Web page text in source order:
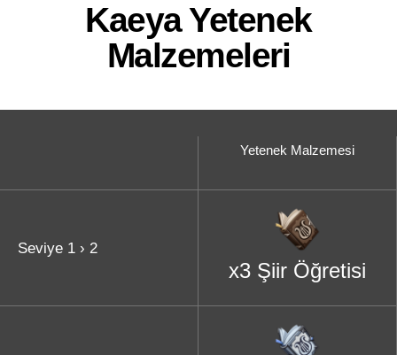
Kaeya Yetenek
Malzemeleri
Yetenek Malzemesi
Seviye 1 › 2
x3 Şiir Öğretisi